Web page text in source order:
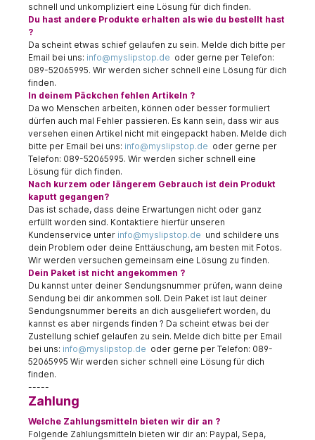
schnell und unkompliziert eine Lösung für dich finden.
Du hast andere Produkte erhalten als wie du bestellt hast
?
Da scheint etwas schief gelaufen zu sein. Melde dich bitte per
Email bei uns: info@myslipstop.de oder gerne per Telefon:
089-52065995. Wir werden sicher schnell eine Lösung für dich
finden.
In deinem Päckchen fehlen Artikeln ?
Da wo Menschen arbeiten, können oder besser formuliert
dürfen auch mal Fehler passieren. Es kann sein, dass wir aus
versehen einen Artikel nicht mit eingepackt haben. Melde dich
bitte per Email bei uns: info@myslipstop.de oder gerne per
Telefon: 089-52065995. Wir werden sicher schnell eine
Lösung für dich finden.
Nach kurzem oder längerem Gebrauch ist dein Produkt
kaputt gegangen?
Das ist schade, dass deine Erwartungen nicht oder ganz
erfüllt worden sind. Kontaktiere hierfür unseren
Kundenservice unter info@myslipstop.de und schildere uns
dein Problem oder deine Enttäuschung, am besten mit Fotos.
Wir werden versuchen gemeinsam eine Lösung zu finden.
Dein Paket ist nicht angekommen ?
Du kannst unter deiner Sendungsnummer prüfen, wann deine
Sendung bei dir ankommen soll. Dein Paket ist laut deiner
Sendungsnummer bereits an dich ausgeliefert worden, du
kannst es aber nirgends finden ? Da scheint etwas bei der
Zustellung schief gelaufen zu sein. Melde dich bitte per Email
bei uns: info@myslipstop.de oder gerne per Telefon: 089-
52065995 Wir werden sicher schnell eine Lösung für dich
finden.
-----
Zahlung
Welche Zahlungsmitteln bieten wir dir an ?
Folgende Zahlungsmitteln bieten wir dir an: Paypal, Sepa,